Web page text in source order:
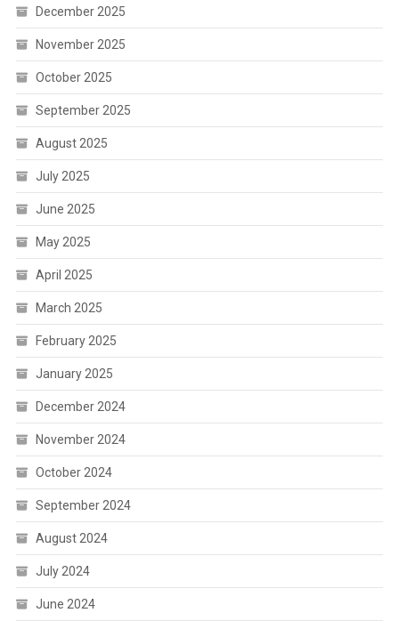
December 2025
November 2025
October 2025
September 2025
August 2025
July 2025
June 2025
May 2025
April 2025
March 2025
February 2025
January 2025
December 2024
November 2024
October 2024
September 2024
August 2024
July 2024
June 2024